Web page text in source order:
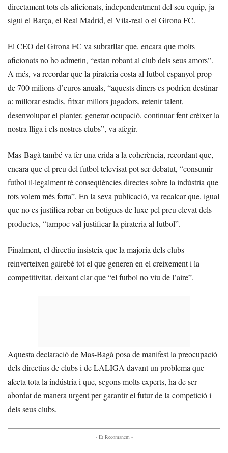
directament tots els aficionats, independentment del seu equip, ja
sigui el Barça, el Real Madrid, el Vila-real o el Girona FC.
El CEO del Girona FC va subratllar que, encara que molts
aficionats no ho admetin, “estan robant al club dels seus amors”.
A més, va recordar que la pirateria costa al futbol espanyol prop
de 700 milions d’euros anuals, “aquests diners es podrien destinar
a: millorar estadis, fitxar millors jugadors, retenir talent,
desenvolupar el planter, generar ocupació, continuar fent créixer la
nostra lliga i els nostres clubs”, va afegir.
Mas-Bagà també va fer una crida a la coherència, recordant que,
encara que el preu del futbol televisat pot ser debatut, “consumir
futbol il·legalment té conseqüències directes sobre la indústria que
tots volem més forta”. En la seva publicació, va recalcar que, igual
que no es justifica robar en botigues de luxe pel preu elevat dels
productes, “tampoc val justificar la pirateria al futbol”.
Finalment, el directiu insisteix que la majoria dels clubs
reinverteixen gairebé tot el que generen en el creixement i la
competitivitat, deixant clar que “el futbol no viu de l’aire”.
Aquesta declaració de Mas-Bagà posa de manifest la preocupació
dels directius de clubs i de LALIGA davant un problema que
afecta tota la indústria i que, segons molts experts, ha de ser
abordat de manera urgent per garantir el futur de la competició i
dels seus clubs.
- Et Recomanem -